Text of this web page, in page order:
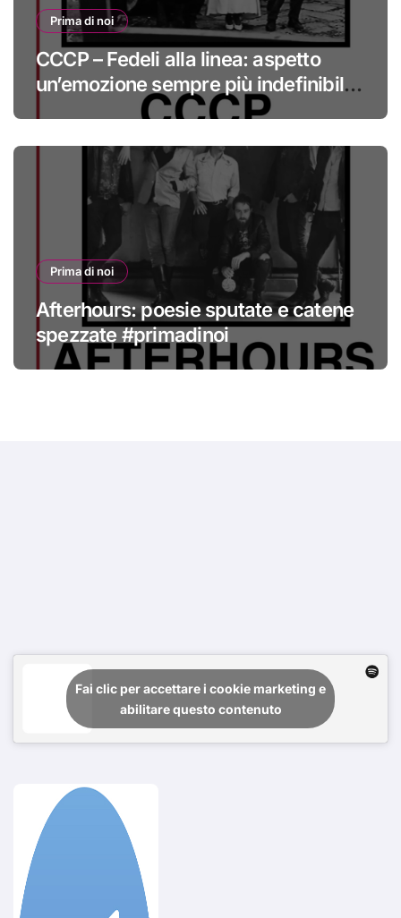
Prima di noi
CCCP – Fedeli alla linea: aspetto
un’emozione sempre più indefinibile
#primadinoi
Prima di noi
Afterhours: poesie sputate e catene
spezzate #primadinoi
Fai clic per accettare i cookie marketing e
abilitare questo contenuto